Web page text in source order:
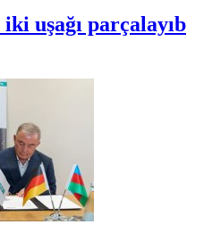
uşağı parçalayıb